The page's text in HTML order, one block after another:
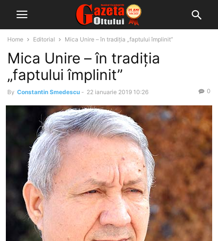
Home Editorial Mica Unire – în tradiţia „faptului împlinit”
Mica Unire – în tradiţia
„faptului împlinit”
By Constantin Smedescu - 22 ianuarie 2019 10:26 0